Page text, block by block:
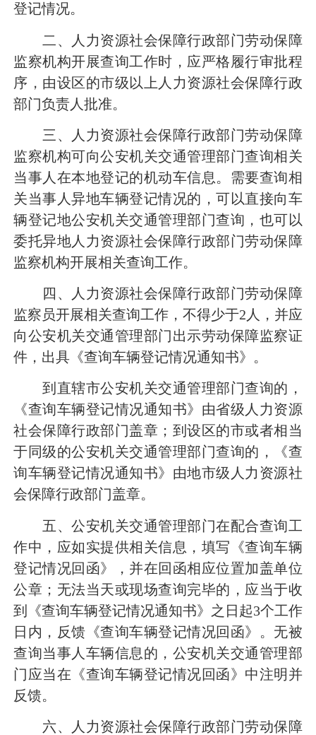
登记情况。
二、人力资源社会保障行政部门劳动保障
监察机构开展查询工作时，应严格履行审批程
序，由设区的市级以上人力资源社会保障行政
部门负责人批准。
三、人力资源社会保障行政部门劳动保障
监察机构可向公安机关交通管理部门查询相关
当事人在本地登记的机动车信息。需要查询相
关当事人异地车辆登记情况的，可以直接向车
辆登记地公安机关交通管理部门查询，也可以
委托异地人力资源社会保障行政部门劳动保障
监察机构开展相关查询工作。
四、人力资源社会保障行政部门劳动保障
监察员开展相关查询工作，不得少于2人，并应
向公安机关交通管理部门出示劳动保障监察证
件，出具《查询车辆登记情况通知书》。
到直辖市公安机关交通管理部门查询的，
《查询车辆登记情况通知书》由省级人力资源
社会保障行政部门盖章；到设区的市或者相当
于同级的公安机关交通管理部门查询的，《查
询车辆登记情况通知书》由地市级人力资源社
会保障行政部门盖章。
五、公安机关交通管理部门在配合查询工
作中，应如实提供相关信息，填写《查询车辆
登记情况回函》，并在回函相应位置加盖单位
公章；无法当天或现场查询完毕的，应当于收
到《查询车辆登记情况通知书》之日起3个工作
日内，反馈《查询车辆登记情况回函》。无被
查询当事人车辆信息的，公安机关交通管理部
门应当在《查询车辆登记情况回函》中注明并
反馈。
六、人力资源社会保障行政部门劳动保障